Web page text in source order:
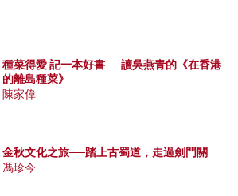
種菜得愛 記一本好書──讀吳燕青的《在香港
的離島種菜》
陳家偉
金秋文化之旅──踏上古蜀道，走過劍門關
馮珍今